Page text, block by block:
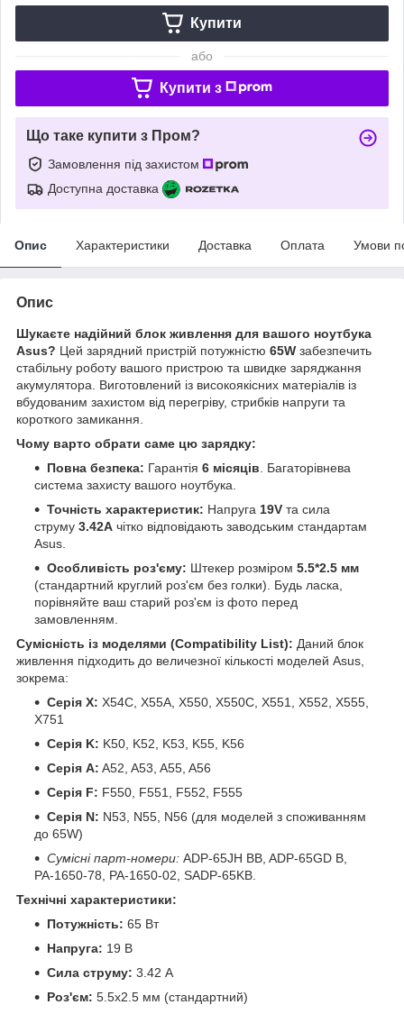
Купити
або
Купити з
Що таке купити з Пром?
Замовлення під захистом
Доступна доставка
Опис Характеристики Доставка Оплата Умови
Опис
Шукаєте надійний блок живлення для вашого ноутбука
Asus? Цей зарядний пристрій потужністю 65W забезпечить
стабільну роботу вашого пристрою та швидке заряджання
акумулятора. Виготовлений із високоякісних матеріалів із
вбудованим захистом від перегріву, стрибків напруги та
короткого замикання.
Чому варто обрати саме цю зарядку:
Повна безпека: Гарантія 6 місяців . Багаторівнева
система захисту вашого ноутбука.
Точність характеристик: Напруга 19V та сила
струму 3.42A чітко відповідають заводським стандартам
Asus.
Особливість роз'єму: Штекер розміром 5.5*2.5 мм
(стандартний круглий роз'єм без голки). Будь ласка,
порівняйте ваш старий роз'єм із фото перед
замовленням.
Сумісність із моделями (Compatibility List): Даний блок
живлення підходить до величезної кількості моделей Asus,
зокрема:
Серія X: X54C, X55A, X550, X550C, X551, X552, X555,
X751
Серія K: K50, K52, K53, K55, K56
Серія A: A52, A53, A55, A56
Серія F: F550, F551, F552, F555
Серія N: N53, N55, N56 (для моделей з споживанням
до 65W)
Сумісні парт-номери: ADP-65JH BB, ADP-65GD B,
PA-1650-78, PA-1650-02, SADP-65KB.
Технічні характеристики:
Потужність: 65 Вт
Напруга: 19 В
Сила струму: 3.42 А
Роз'єм: 5.5x2.5 мм (стандартний)